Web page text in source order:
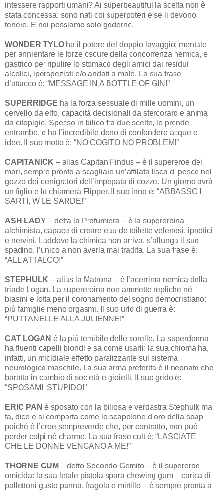
intessere rapporti umani? Ai superbeautiful la scelta non è
stata concessa: sono nati coi superpoteri e se li devono
tenere. E noi possiamo solo goderne.
WONDER TYLO ha il potere del doppio lavaggio: mentale
per annientare le forze oscure della concorrenza nemica, e
gastrico per ripulire lo stomaco degli amici dai residui
alcolici, iperspeziati e/o andati a male. La sua frase
d’attacco è: “MESSAGE IN A BOTTLE OF GIN!”
SUPERRIDGE ha la forza sessuale di mille uomini, un
cervello da elfo, capacità decisionali da stercoraro e anima
da citopigio. Spesso in bilico fra due scelte, le prende
entrambe, e ha l’incredibile dono di confondere acque e
idee. Il suo motto è: “NO COGITO NO PROBLEM!”
CAPITANICK – alias Capitan Findus – è il supereroe dei
mari, sempre pronto a scagliare un’affilata lisca di pesce nel
gozzo dei denigratori dell’impepata di cozze. Un giorno avrà
un figlio e lo chiamerà Flipper. Il suo inno è: “ABBASSO I
SARTI, W LE SARDE!”
ASH LADY – detta la Profumiera – è la supereroina
alchimista, capace di creare eau de toilette velenosi, ipnotici
e nervini. Laddove la chimica non arriva, s’allunga il suo
spadino, l’unico a non averla mai tradita. La sua frase è:
“ALL’ATTALCO!”
STEPHULK – alias la Matrona – è l’acerrima nemica della
triade Logan. La supereroina non ammette repliche né
biasmi e lotta per il coronamento del sogno democristiano:
più famiglie meno orgasmi. Il suo urlo di guerra è:
“PUTTANELLE ALLA JULIENNE!”
CAT LOGAN è la più temibile delle sorelle. La superdonna
ha fluenti capelli biondi e sa come usarli: la sua chioma ha,
infatti, un micidiale effetto paralizzante sul sistema
neurologico maschile. La sua arma preferita è il neonato che
baratta in cambio di società e gioielli. Il suo grido è:
“SPOSAMI, STUPIDO!”
ERIC PAN è sposato con la biliosa e verdastra Stephulk ma
fa, dice e si comporta come lo scapolone d’oro della soap
poiché è l’eroe sempreverde che, per contratto, non può
perder colpi né charme. La sua frase cult è: “LASCIATE
CHE LE DONNE VENGANO A ME!”
THORNE GUM – detto Secondo Gemito – è il supereroe
omicida: la sua letale pistola spara chewing gum – carica di
pallettoni gusto panna, fragola e mirtillo – è sempre pronta a